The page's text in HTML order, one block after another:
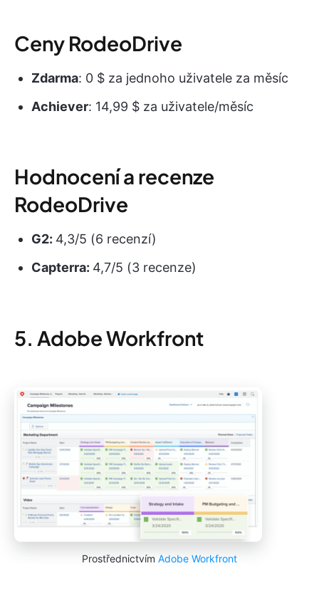
Ceny RodeoDrive
Zdarma: 0 $ za jednoho uživatele za měsíc
Achiever: 14,99 $ za uživatele/měsíc
Hodnocení a recenze
RodeoDrive
G2: 4,3/5 (6 recenzí)
Capterra: 4,7/5 (3 recenze)
5. Adobe Workfront
Prostřednictvím Adobe Workfront